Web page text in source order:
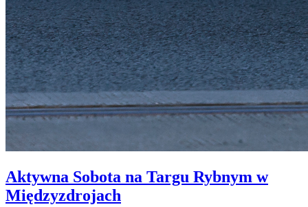
Aktywna Sobota na Targu Rybnym w
Międzyzdrojach